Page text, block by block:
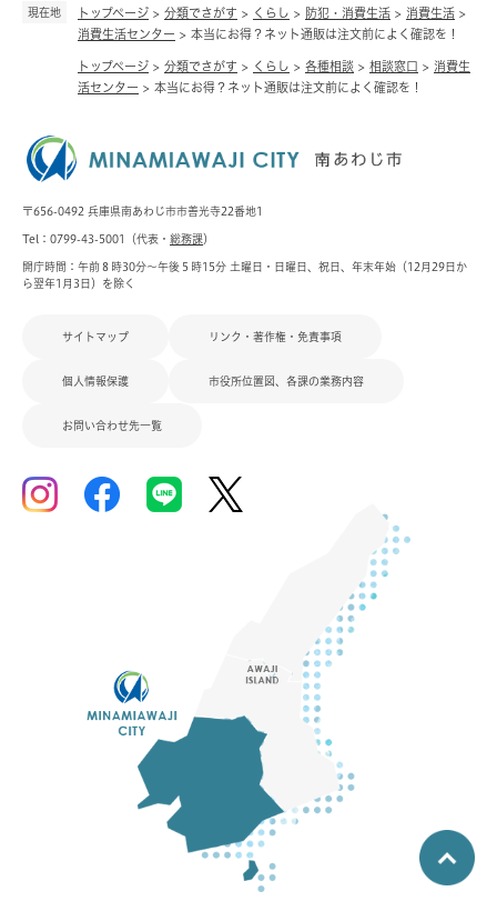
現在地 トップページ > 分類でさがす > くらし > 防犯・消費生活 > 消費生活 >
消費生活センター > 本当にお得？ネット通販は注文前によく確認を！
トップページ > 分類でさがす > くらし > 各種相談 > 相談窓口 > 消費生
活センター > 本当にお得？ネット通販は注文前によく確認を！
〒656-0492 兵庫県南あわじ市市善光寺22番地1
Tel：0799-43-5001（代表・ 総務課）
開庁時間：午前８時30分～午後５時15分 土曜日・日曜日、祝日、年末年始（12月29日か
ら翌年1月3日）を除く
サイトマップ リンク・著作権・免責事項
個人情報保護 市役所位置図、各課の業務内容
お問い合わせ先一覧